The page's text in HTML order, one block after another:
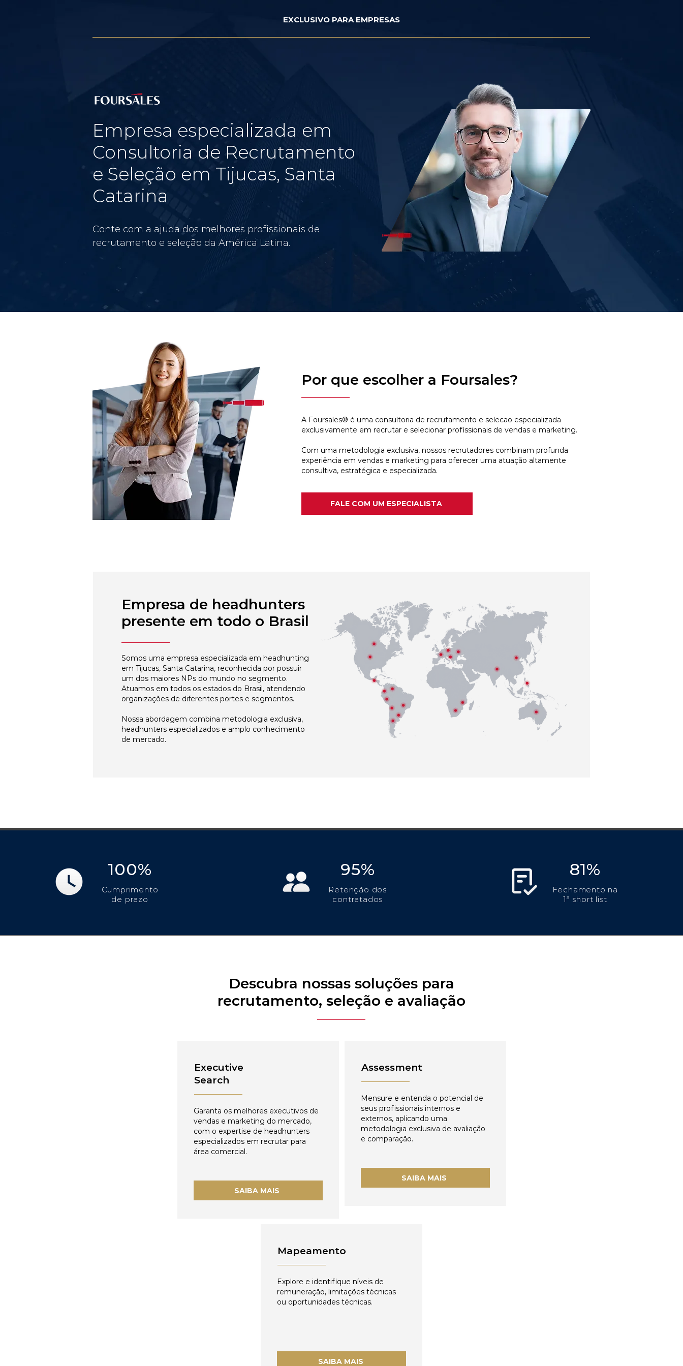
EXCLUSIVO PARA EMPRESAS
Empresa especializada em
Consultoria de Recrutamento
e Seleção em Tijucas, Santa
Catarina
Conte com a ajuda dos melhores profissionais de
recrutamento e seleção da América Latina.
Por que escolher a Foursales?
A Foursales® é uma consultoria de recrutamento e selecao especializada
exclusivamente em recrutar e selecionar profissionais de vendas e marketing.
Com uma metodologia exclusiva, nossos recrutadores combinam profunda
experiência em vendas e marketing para oferecer uma atuação altamente
consultiva, estratégica e especializada.
FALE COM UM ESPECIALISTA
Empresa de headhunters
presente em todo o Brasil
Somos uma empresa especializada em headhunting
em Tijucas, Santa Catarina, reconhecida por possuir
um dos maiores NPs do mundo no segmento.
Atuamos em todos os estados do Brasil, atendendo
organizações de diferentes portes e segmentos.
Nossa abordagem combina metodologia exclusiva,
headhunters especializados e amplo conhecimento
de mercado.
100%
Cumprimento
de prazo
95%
Retenção dos
contratados
81%
Fechamento na
1ª short list
Descubra nossas soluções para
recrutamento, seleção e avaliação
Executive
Search
Garanta os melhores executivos de
vendas e marketing do mercado,
com o expertise de headhunters
especializados em recrutar para
área comercial.
SAIBA MAIS
Assessment
Mensure e entenda o potencial de
seus profissionais internos e
externos, aplicando uma
metodologia exclusiva de avaliação
e comparação.
SAIBA MAIS
Mapeamento
Explore e identifique níveis de
remuneração, limitações técnicas
ou oportunidades técnicas.
SAIBA MAIS